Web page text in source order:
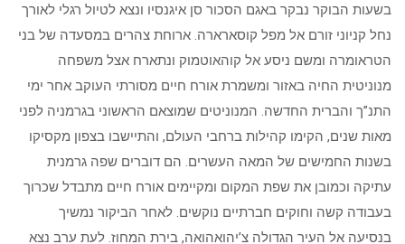
בשעות הבוקר נבקר באגם הסכור סן איגנסיו ונצא לטיול רגלי לאורך
נחל קניוני זורם אל מפל קוסארארה. ארוחת צהרים במסעדה של בני
הטראומרה ומשם ניסע אל קוהאוטמוק ונתארח אצל משפחה
מנוניטית החיה באזור ומשמרת אורח חיים מסורתי העוקב אחר ימי
התנ”ך והברית החדשה. המנוניטים שמוצאם הראשוני בגרמניה לפני
מאות שנים, הקימו קהילות ברחבי העולם, והתיישבו בצפון מקסיקו
בשנות החמישים של המאה העשרים. הם דוברים שפה גרמנית
עתיקה וכמובן את שפת המקום ומקיימים אורח חיים מתבדל שכרוך
בעבודה קשה וחוקים חברתיים נוקשים. לאחר הביקור נמשיך
בנסיעה אל העיר הגדולה צ’יהואהואה, בירת המחוז. לעת ערב נצא